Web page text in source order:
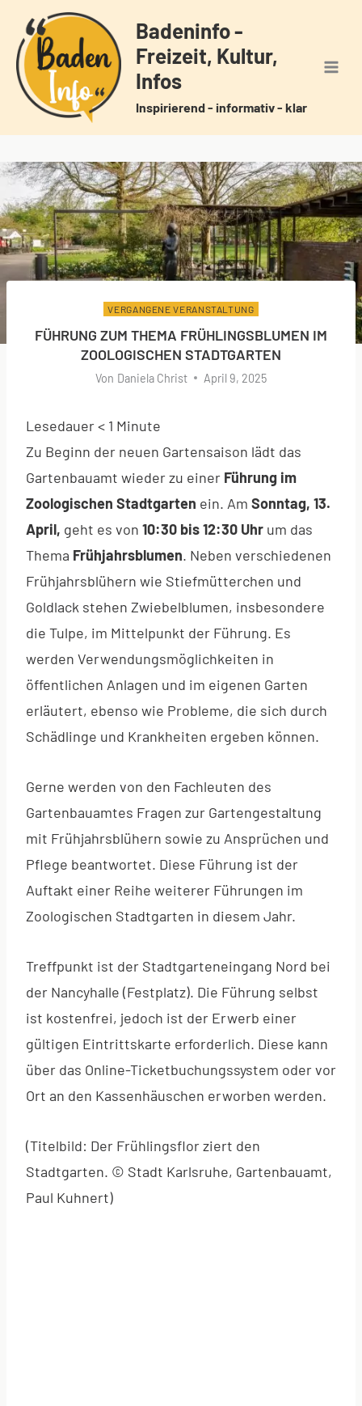
Inhalt
springen
Badeninfo -
Freizeit, Kultur,
Infos
Inspirierend - informativ - klar
VERGANGENE VERANSTALTUNG
FÜHRUNG ZUM THEMA FRÜHLINGSBLUMEN IM
ZOOLOGISCHEN STADTGARTEN
Von Daniela Christ April 9, 2025
Lesedauer< 1 Minute
Zu Beginn der neuen Gartensaison lädt das
Gartenbauamt wieder zu einer Führung im
Zoologischen Stadtgarten ein. Am Sonntag, 13.
April, geht es von 10:30 bis 12:30 Uhr um das
Thema Frühjahrsblumen. Neben verschiedenen
Frühjahrsblühern wie Stiefmütterchen und
Goldlack stehen Zwiebelblumen, insbesondere
die Tulpe, im Mittelpunkt der Führung. Es
werden Verwendungsmöglichkeiten in
öffentlichen Anlagen und im eigenen Garten
erläutert, ebenso wie Probleme, die sich durch
Schädlinge und Krankheiten ergeben können.
Gerne werden von den Fachleuten des
Gartenbauamtes Fragen zur Gartengestaltung
mit Frühjahrsblühern sowie zu Ansprüchen und
Pflege beantwortet. Diese Führung ist der
Auftakt einer Reihe weiterer Führungen im
Zoologischen Stadtgarten in diesem Jahr.
Treffpunkt ist der Stadtgarteneingang Nord bei
der Nancyhalle (Festplatz). Die Führung selbst
ist kostenfrei, jedoch ist der Erwerb einer
gültigen Eintrittskarte erforderlich. Diese kann
über das Online-Ticketbuchungssystem oder vor
Ort an den Kassenhäuschen erworben werden.
(Titelbild: Der Frühlingsflor ziert den
Stadtgarten. © Stadt Karlsruhe, Gartenbauamt,
Paul Kuhnert)